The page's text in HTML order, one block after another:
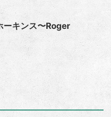
ーキンス〜Roger